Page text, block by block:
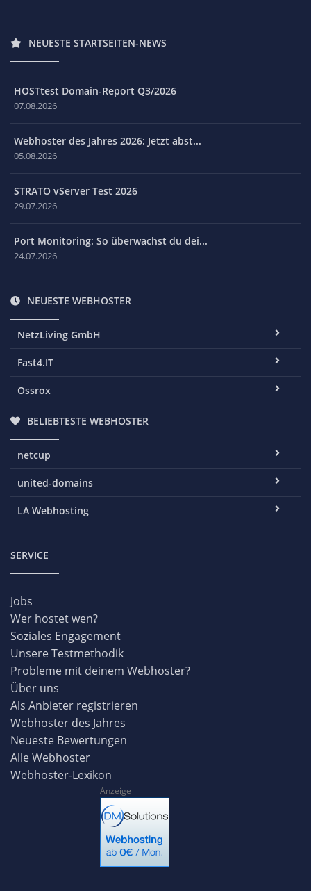
NEUESTE STARTSEITEN-NEWS
HOSTtest Domain-Report Q3/2026
07.08.2026
Webhoster des Jahres 2026: Jetzt abst...
05.08.2026
STRATO vServer Test 2026
29.07.2026
Port Monitoring: So überwachst du dei...
24.07.2026
NEUESTE WEBHOSTER
NetzLiving GmbH
Fast4.IT
Ossrox
BELIEBTESTE WEBHOSTER
netcup
united-domains
LA Webhosting
SERVICE
Jobs
Wer hostet wen?
Soziales Engagement
Unsere Testmethodik
Probleme mit deinem Webhoster?
Über uns
Als Anbieter registrieren
Webhoster des Jahres
Neueste Bewertungen
Alle Webhoster
Webhoster-Lexikon
Anzeige